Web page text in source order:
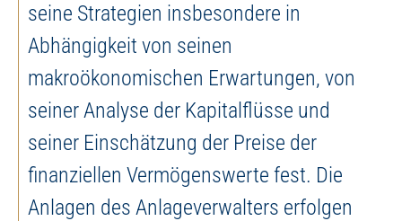
seine Strategien insbesondere in
Abhängigkeit von seinen
makroökonomischen Erwartungen, von
seiner Analyse der Kapitalflüsse und
seiner Einschätzung der Preise der
finanziellen Vermögenswerte fest. Die
Anlagen des Anlageverwalters erfolgen